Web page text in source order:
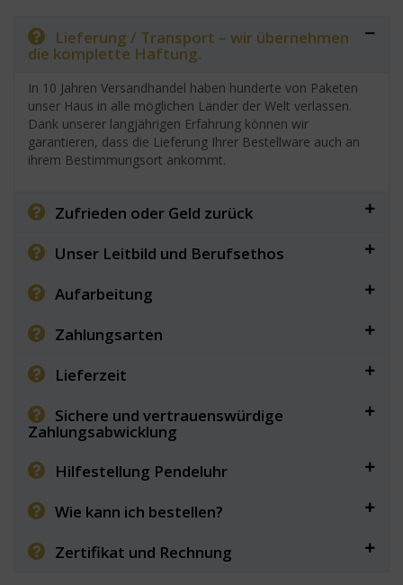
Lieferung / Transport – wir übernehmen
die komplette Haftung.
In 10 Jahren Versandhandel haben hunderte von Paketen
unser Haus in alle möglichen Länder der Welt verlassen.
Dank unserer langjährigen Erfahrung können wir
garantieren, dass die Lieferung Ihrer Bestellware auch an
ihrem Bestimmungsort ankommt.
Zufrieden oder Geld zurück
Unser Leitbild und Berufsethos
Aufarbeitung
Zahlungsarten
Lieferzeit
Sichere und vertrauenswürdige
Zahlungsabwicklung
Hilfestellung Pendeluhr
Wie kann ich bestellen?
Zertifikat und Rechnung